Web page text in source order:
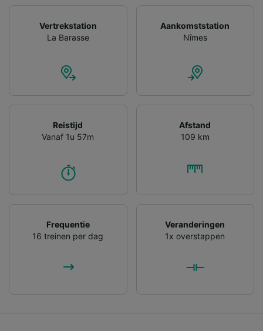
Vertrekstation
La Barasse
Aankomststation
Nîmes
Reistijd
Vanaf 1u 57m
Afstand
109 km
Frequentie
16 treinen per dag
Veranderingen
1x overstappen